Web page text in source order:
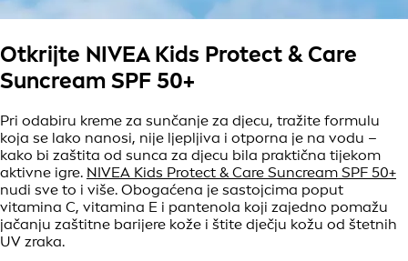
Otkrijte NIVEA Kids Protect & Care
Suncream SPF 50+
Pri odabiru kreme za sunčanje za djecu, tražite formulu
koja se lako nanosi, nije ljepljiva i otporna je na vodu –
kako bi zaštita od sunca za djecu bila praktična tijekom
aktivne igre. NIVEA Kids Protect & Care Suncream SPF 50+
nudi sve to i više. Obogaćena je sastojcima poput
vitamina C, vitamina E i pantenola koji zajedno pomažu
jačanju zaštitne barijere kože i štite dječju kožu od štetnih
UV zraka.